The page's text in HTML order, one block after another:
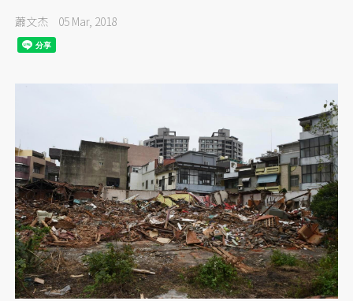
蕭文杰 05 Mar, 2018